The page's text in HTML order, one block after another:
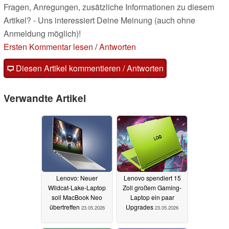
Fragen, Anregungen, zusätzliche Informationen zu diesem
Artikel? - Uns interessiert Deine Meinung (auch ohne
Anmeldung möglich)!
Ersten Kommentar lesen /Antworten
Diesen Artikel kommentieren / Antworten
Verwandte Artikel
Lenovo: Neuer
Wildcat-Lake-Laptop
soll MacBook Neo
übertreffen 23.05.2026
Lenovo spendiert 15
Zoll großem Gaming-
Laptop ein paar
Upgrades 23.05.2026